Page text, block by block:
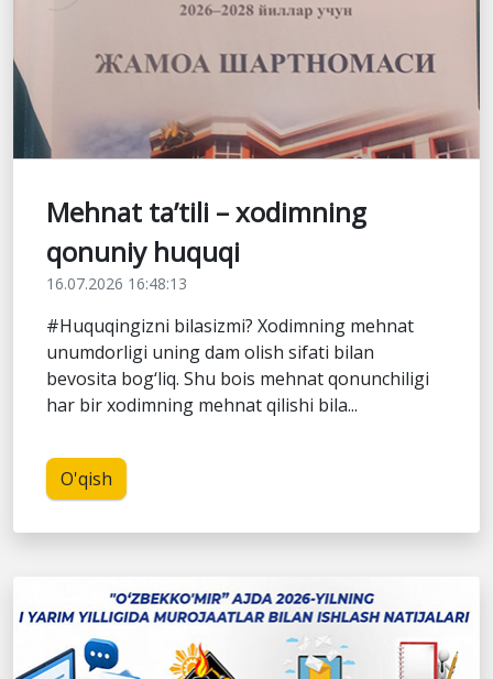
Mehnat ta’tili – xodimning
qonuniy huquqi
16.07.2026 16:48:13
#Huquqingizni bilasizmi? Xodimning mehnat
unumdorligi uning dam olish sifati bilan
bevosita bog‘liq. Shu bois mehnat qonunchiligi
har bir xodimning mehnat qilishi bila...
O'qish